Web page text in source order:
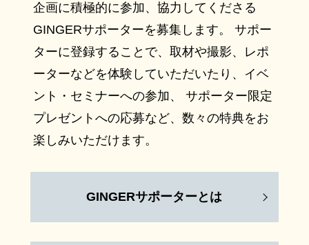
企画に積極的に参加、協力してくださる
GINGERサポーターを募集します。 サポー
ターに登録することで、取材や撮影、レポ
ーターなどを体験していただいたり、イベ
ント・セミナーへの参加、 サポーター限定
プレゼントへの応募など、数々の特典をお
楽しみいただけます。
GINGERサポーターとは